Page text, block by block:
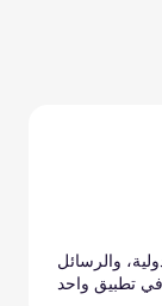
والرسائل
تطبيق واحد